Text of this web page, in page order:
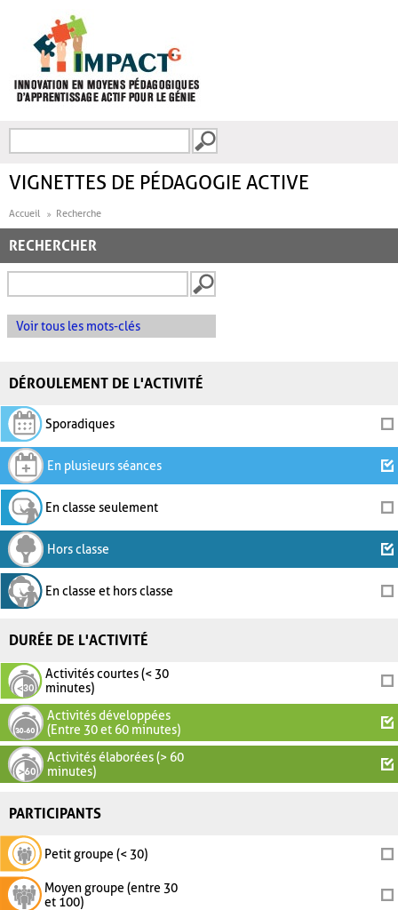
FORMULAIRE DE
VIGNETTES DE PÉDAGOGIE ACTIVE
Accueil Recherche
RECHERCHER
Voir tous les mots-clés
DÉROULEMENT DE L'ACTIVITÉ
Sporadiques
En plusieurs séances
En classe seulement
Hors classe
En classe et hors classe
DURÉE DE L'ACTIVITÉ
Activités courtes (< 30
minutes)
Activités développées
(Entre 30 et 60 minutes)
Activités élaborées (> 60
minutes)
PARTICIPANTS
Petit groupe (< 30)
Moyen groupe (entre 30
et 100)